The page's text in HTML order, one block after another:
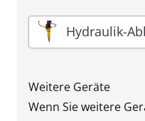
Gerät Hydraulik-
Weitere Geräte
Wenn Sie weitere